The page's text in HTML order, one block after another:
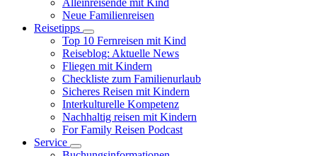
Alleinreisende mit Kind
Neue Familienreisen
Reisetipps
Top 10 Fernreisen mit Kind
Reiseblog: Aktuelle News
Fliegen mit Kindern
Checkliste zum Familienurlaub
Sicheres Reisen mit Kindern
Interkulturelle Kompetenz
Nachhaltig reisen mit Kindern
For Family Reisen Podcast
Service